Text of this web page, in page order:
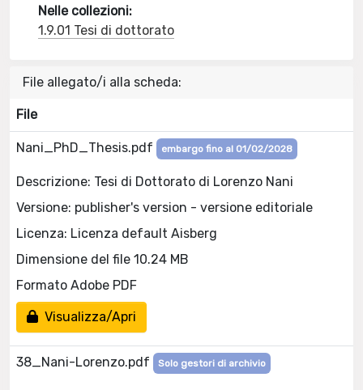
Nelle collezioni:
1.9.01 Tesi di dottorato
File allegato/i alla scheda:
File
Nani_PhD_Thesis.pdf embargo fino al 01/02/2028
Descrizione: Tesi di Dottorato di Lorenzo Nani
Versione: publisher's version - versione editoriale
Licenza: Licenza default Aisberg
Dimensione del file 10.24 MB
Formato Adobe PDF
Visualizza/Apri
38_Nani-Lorenzo.pdf Solo gestori di archivio